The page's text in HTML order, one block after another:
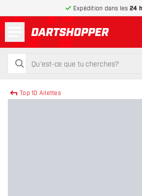
Expédition dans les 24
retour à la page
rechercher
rechercher
Top 10 Ailettes